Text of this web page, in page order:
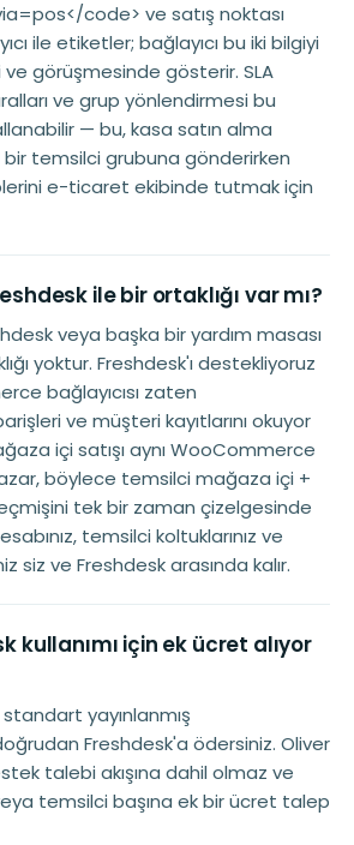
code> ve satış noktası
ile etiketler; bağlayıcı bu iki bilgiyi
ve görüşmesinde gösterir. SLA
ve grup yönlendirmesi bu
— bu, kasa satın alma
bir temsilci grubuna gönderirken
e-ticaret ekibinde tutmak için
ile bir ortaklığı var mı?
veya başka bir yardım masası
yoktur. Freshdesk'ı destekliyoruz
bağlayıcısı zaten
ve müşteri kayıtlarını okuyor
içi satışı aynı WooCommerce
böylece temsilci mağaza içi +
tek bir zaman çizelgesinde
temsilci koltuklarınız ve
siz ve Freshdesk arasında kalır.
kullanımı için ek ücret alıyor
standart yayınlanmış
Freshdesk'a ödersiniz. Oliver
talebi akışına dahil olmaz ve
temsilci başına ek bir ücret talep